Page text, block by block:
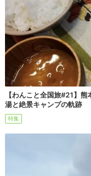
【わんこと全国旅#21】
湯と絶景キャンプの軌跡
特集